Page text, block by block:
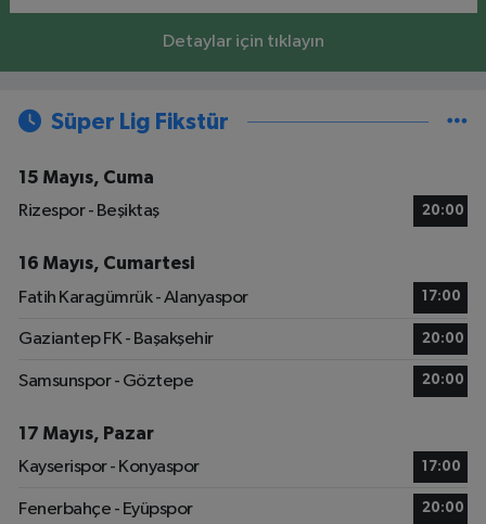
Detaylar için tıklayın
Süper Lig Fikstür
15 Mayıs, Cuma
Rizespor - Beşiktaş
20:00
16 Mayıs, Cumartesi
Fatih Karagümrük - Alanyaspor
17:00
Gaziantep FK - Başakşehir 20:00
Samsunspor - Göztepe 20:00
17 Mayıs, Pazar
Kayserispor - Konyaspor
17:00
Fenerbahçe - Eyüpspor 20:00